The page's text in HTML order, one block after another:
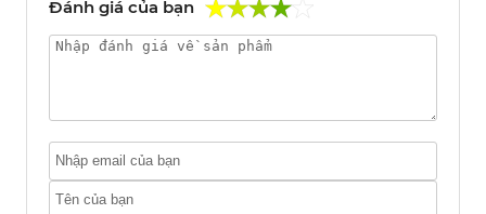
Đánh giá của bạn